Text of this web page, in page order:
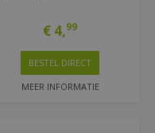
€ 4,99
MEER INFORMATIE
BESTEL DIRECT